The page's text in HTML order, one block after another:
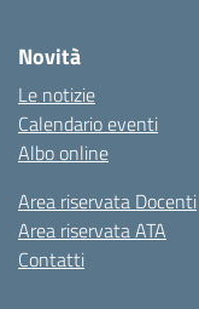
Novità
Le notizie
Calendario eventi
Albo online
Area riservata Docenti
Area riservata ATA
Contatti